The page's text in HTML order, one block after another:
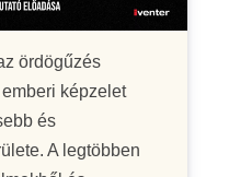
ördögűzés
képzelet
és
A legtöbben